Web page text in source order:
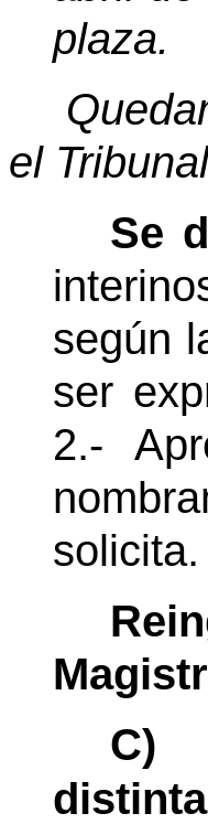
plaza.
el Tribunal
Se
según
ser
2.-
solicita.
C)